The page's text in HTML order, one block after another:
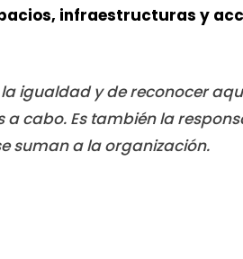
infraestructuras y
igualdad y de reconocer
a cabo. Es también la
suman a la organización.